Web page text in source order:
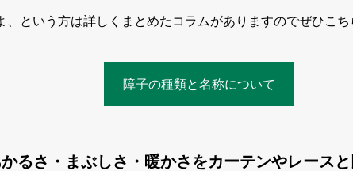
、という方は詳しくまとめたコラムがありますのでぜひこち
障子の種類と名称について
るさ・まぶしさ・暖かさをカーテンやレースと